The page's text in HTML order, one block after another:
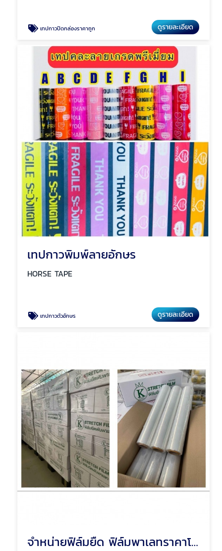
เทปกาวปิดกล่องราคาถูก ดูรายละเอียด
เทปกาวพิมพ์ลายอักษร
HORSE TAPE
เทปกาวตัวอักษร ดูรายละเอียด
จำหน่ายฟิล์มยืด ฟิล์มพาเลทราคาโรงงาน